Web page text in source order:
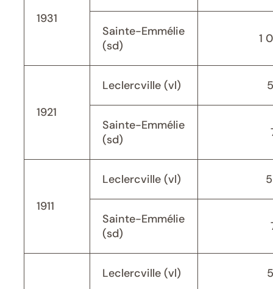
1931
Sainte-Emmélie
(sd)
1
1921
Leclercville (vl)
Sainte-Emmélie
(sd)
1911
Leclercville (vl)
Sainte-Emmélie
(sd)
Leclercville (vl)